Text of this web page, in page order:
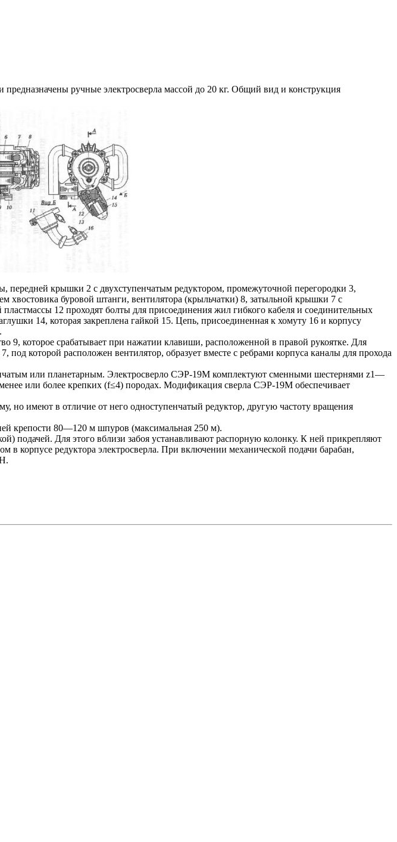
ручные электросверла массой до 20 кг. Общий вид и конструкция
передней крышки 2 с двухступенчатым редуктором, промежуточной перегородки 3,
хвостовика буровой штанги, вентилятора (крыльчатки) 8, затыльной крышки 7 с
12 проходят болты для присоединения жил гибкого кабеля и соединительных
14, которая закреплена гайкой 15. Цепь, присоединенная к хомуту 16 и корпусу
9, которое срабатывает при нажатии клавиши, расположенной в правой рукоятке. Для
которой расположен вентилятор, образует вместе с ребрами корпуса каналы для прохода
или планетарным. Электросверло СЭР-19М комплектуют сменными шестернями z1—
или более крепких (f≤4) породах. Модификация сверла СЭР-19М обеспечивает
имеют в отличие от него одноступенчатый редуктор, другую частоту вращения
крепости 80—120 м шпуров (максимальная 250 м).
подачей. Для этого вблизи забоя устанавливают распорную колонку. К ней прикрепляют
в корпусе редуктора электросверла. При включении механической подачи барабан,